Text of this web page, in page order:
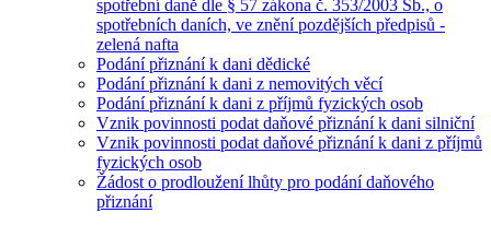
spotřební daně dle § 57 zákona č. 353/2003 Sb., o
spotřebních daních, ve znění pozdějších předpisů -
zelená nafta
Podání přiznání k dani dědické
Podání přiznání k dani z nemovitých věcí
Podání přiznání k dani z příjmů fyzických osob
Vznik povinnosti podat daňové přiznání k dani silniční
Vznik povinnosti podat daňové přiznání k dani z příjmů
fyzických osob
Žádost o prodloužení lhůty pro podání daňového
přiznání